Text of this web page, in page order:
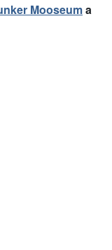
Mooseuma